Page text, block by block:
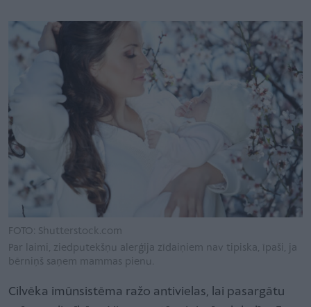
FOTO: Shutterstock.com
Par laimi, ziedputekšņu alerģija zīdaiņiem nav tipiska, īpaši, ja
bērniņš saņem mammas pienu.
Cilvēka imūnsistēma ražo antivielas, lai pasargātu